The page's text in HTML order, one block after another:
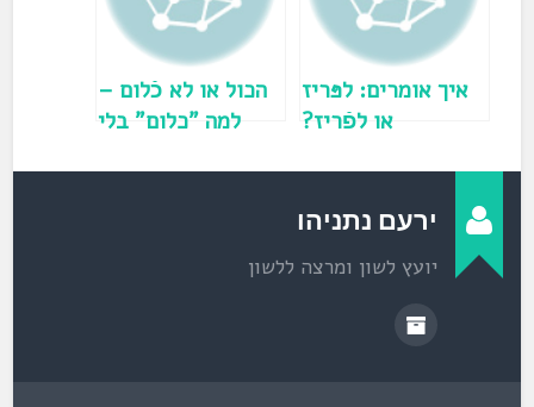
ו
ד
ש
)
איך אומרים: לפּריז
או לפֿריז?
הכול או לא כֿלום –
למה "כלום" בלי
ירעם נתניהו
יועץ לשון ומרצה ללשון